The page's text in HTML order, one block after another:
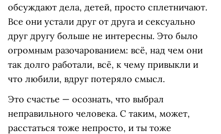
обсуждают дела, детей, просто сплетничают.
Все они устали друг от друга и сексуально
друг другу больше не интересны. Это было
огромным разочарованием: всё, над чем они
так долго работали, всё, к чему привыкли и
что любили, вдруг потеряло смысл.
Это счастье — осознать, что выбрал
неправильного человека. С таким, может,
расстаться тоже непросто, и ты тоже